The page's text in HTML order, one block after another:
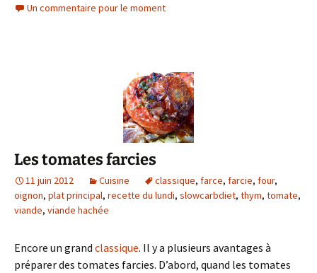
Un commentaire pour le moment
Les tomates farcies
11 juin 2012 Cuisine classique, farce, farcie, four,
oignon, plat principal, recette du lundi, slowcarbdiet, thym, tomate,
viande, viande hachée
Encore un grand classique. Il y a plusieurs avantages à
préparer des tomates farcies. D’abord, quand les tomates